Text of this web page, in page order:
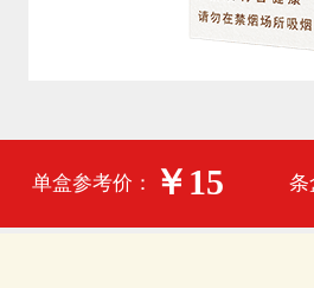
单盒参考价： ￥15 条